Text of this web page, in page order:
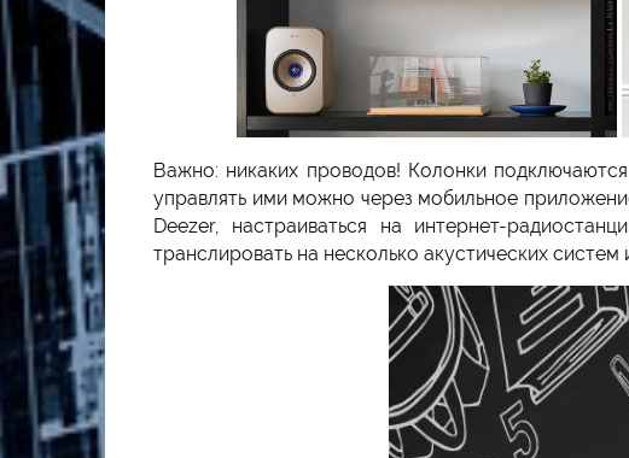
Важно: никаких проводов! Колонки
управлять ими можно через мобильное
Deezer, настраиваться на интернет-
транслировать на несколько акустических